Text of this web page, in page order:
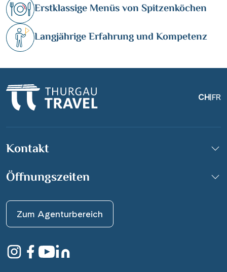
Erstklassige Menüs von Spitzenköchen
Langjährige Erfahrung und Kompetenz
CH FR
Kontakt
Öffnungszeiten
Zum Agenturbereich